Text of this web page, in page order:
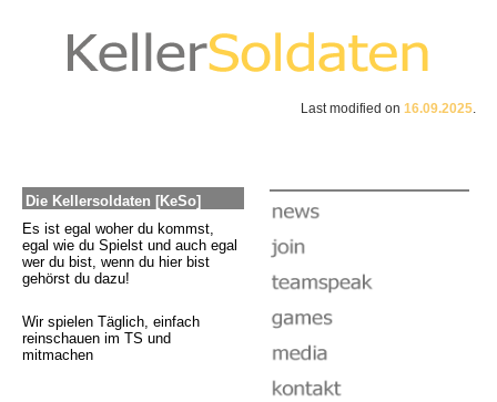
Last modified on 16.09.2025.
Die Kellersoldaten [KeSo]
Es ist egal woher du kommst,
egal wie du Spielst und auch egal
wer du bist, wenn du hier bist
gehörst du dazu!
Wir spielen Täglich, einfach
reinschauen im TS und
mitmachen